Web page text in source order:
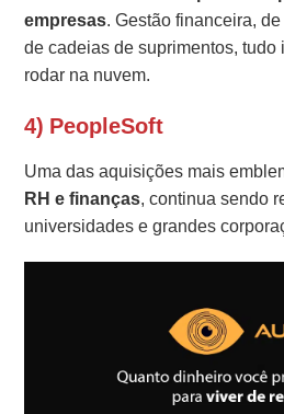
empresas. Gestão financeira,
de cadeias de suprimentos,
rodar na nuvem.
4) PeopleSoft
Uma das aquisições mais
RH e finanças, continua sendo
universidades e grandes